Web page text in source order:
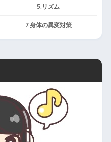
5.リズム
7.身体の異変対策